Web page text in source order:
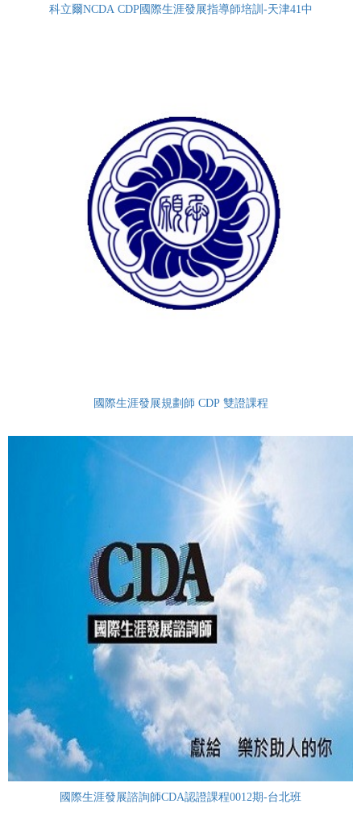
科立爾NCDA CDP國際生涯發展指導師培訓-天津41中
國際生涯發展規劃師 CDP 雙證課程
國際生涯發展諮詢師CDA認證課程0012期-台北班